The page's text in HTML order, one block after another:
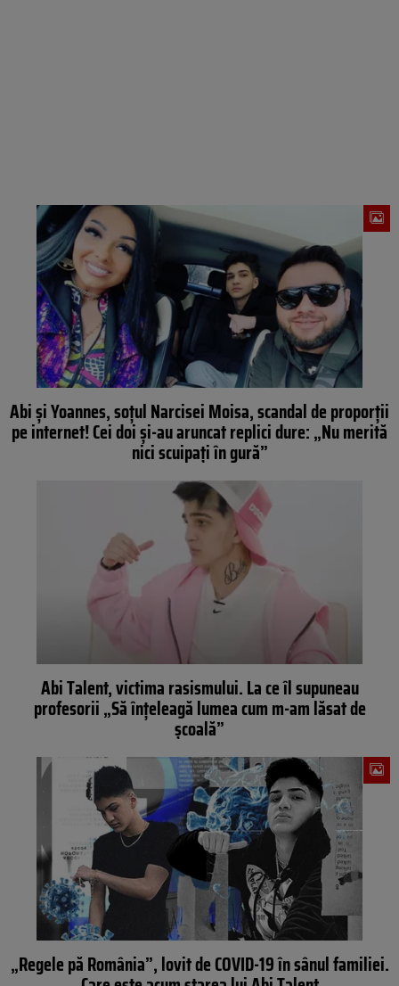
Abi și Yoannes, soțul Narcisei Moisa, scandal de proporții
pe internet! Cei doi și-au aruncat replici dure: „Nu merită
nici scuipați în gură”
Abi Talent, victima rasismului. La ce îl supuneau
profesorii „Să înțeleagă lumea cum m-am lăsat de
școală”
„Regele pă România”, lovit de COVID-19 în sânul familiei.